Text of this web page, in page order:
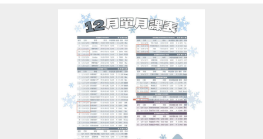
12/3～12/10：舊生原班續報 APP 9 折；臨櫃報名 95
12/11～12/31：APP 報名 9 折
12/31 前：多門課程享特別新年回饋，兩門 9 折；三
【原班學員定義】
曾參加完整 11–12 月期課程或 12 月單月課程，並開
班成功且無退費紀錄之學員。